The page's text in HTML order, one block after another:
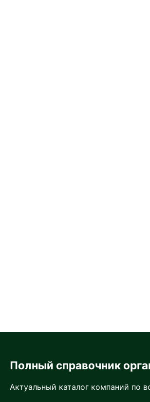
Полный справочник
Актуальный каталог компаний по